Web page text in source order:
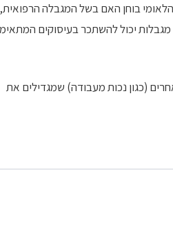
50% ביכולת ההשתכרות. הביטוח הלאומי בוחן האם בשל המגבלה הרפואית,
מכוח ביטוחי אחרים (כגון נכות מעבודה) שמגדילים את